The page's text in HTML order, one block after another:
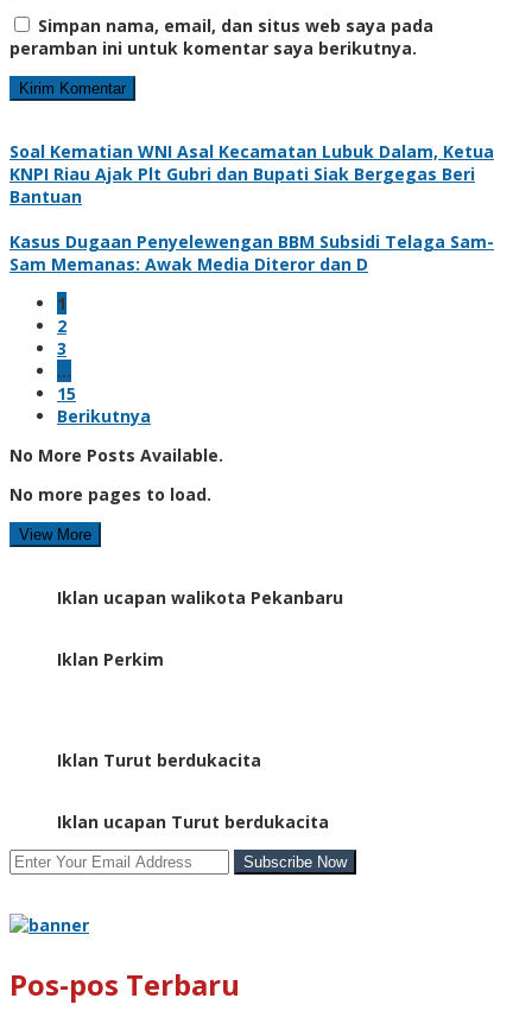
Simpan nama, email, dan situs web saya pada
peramban ini untuk komentar saya berikutnya.
Soal Kematian WNI Asal Kecamatan Lubuk Dalam, Ketua
KNPI Riau Ajak Plt Gubri dan Bupati Siak Bergegas Beri
Bantuan
Kasus Dugaan Penyelewengan BBM Subsidi Telaga Sam-
Sam Memanas: Awak Media Diteror dan D
1
2
3
…
15
Berikutnya
No More Posts Available.
No more pages to load.
View More
Iklan ucapan walikota Pekanbaru
Iklan Perkim
Iklan Turut berdukacita
Iklan ucapan Turut berdukacita
Pos-pos Terbaru